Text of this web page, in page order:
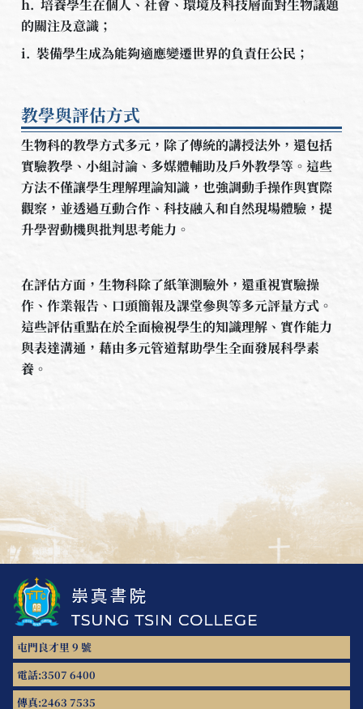
h. 培養學生在個人、社會、環境及科技層面對生物議題
的關注及意識；
i. 裝備學生成為能夠適應變遷世界的負責任公民；
教學與評估方式
生物科的教學方式多元，除了傳統的講授法外，還包括
實驗教學、小組討論、多媒體輔助及戶外教學等。這些
方法不僅讓學生理解理論知識，也強調動手操作與實際
觀察，並透過互動合作、科技融入和自然現場體驗，提
升學習動機與批判思考能力。
在評估方面，生物科除了紙筆測驗外，還重視實驗操
作、作業報告、口頭簡報及課堂參與等多元評量方式。
這些評估重點在於全面檢視學生的知識理解、實作能力
與表達溝通，藉由多元管道幫助學生全面發展科學素
養。
屯門良才里 9 號
電話:3507 6400
傳真:2463 7535